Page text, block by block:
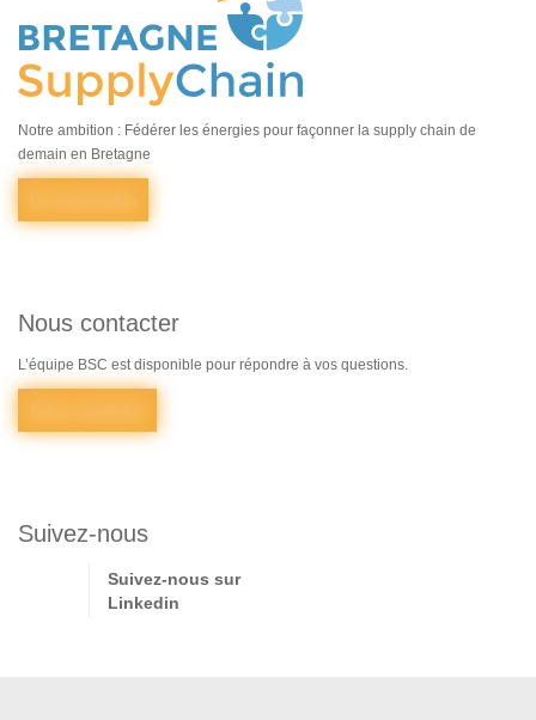
Notre ambition : Fédérer les énergies pour façonner la supply chain de
demain en Bretagne
Nous contacter
L’équipe BSC est disponible pour répondre à vos questions.
Suivez-nous
Suivez-nous sur
Linkedin